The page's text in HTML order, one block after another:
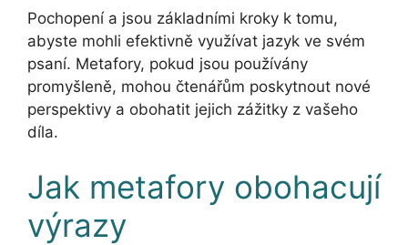
Pochopení a jsou základními kroky k tomu,
abyste mohli efektivně využívat jazyk ve svém
psaní. Metafory, pokud jsou používány
promyšleně, mohou čtenářům poskytnout nové
perspektivy a obohatit jejich zážitky z vašeho
díla.
Jak metafory obohacují
výrazy